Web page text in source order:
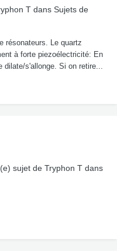
T dans Sujets de
résonateurs. Le quartz
à forte piezoélectricité: En
s'allonge. Si on retire...
sujet de Tryphon T dans